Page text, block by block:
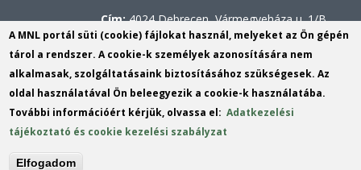
Cím:4024 Debrecen, Vármegyeháza u. 1/B.
Telefon:+36 52 503 296 (Titkárság), +36 52
503 297 (Kutatószolgálat)
Mobil:+36 20 311 4621 (Központi Kutató), +36
20 311 2556 (Kossuth utcai Kutató), +36 30 637
7974 (Hajdúböszörményi Fióklevéltár)
E-mail:hbvl@mnl.gov.hu
A MNL portál süti (cookie) fájlokat használ, melyeket az Ön gépén
tárol a rendszer. A cookie-k személyek azonosítására nem
alkalmasak, szolgáltatásaink biztosításához szükségesek. Az
oldal használatával Ön beleegyezik a cookie-k használatába.
További információért kérjük, olvassa el:Adatkezelési
tájékoztató és cookie kezelési szabályzat
Elfogadom